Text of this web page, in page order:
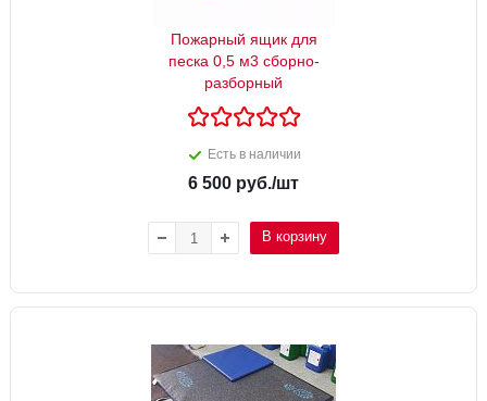
Пожарный ящик для
песка 0,5 м3 сборно-
разборный
Есть в наличии
6 500 руб./шт
В корзину